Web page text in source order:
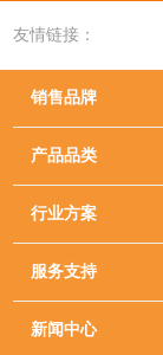
友情链接：
销售品牌
产品品类
行业方案
服务支持
新闻中心